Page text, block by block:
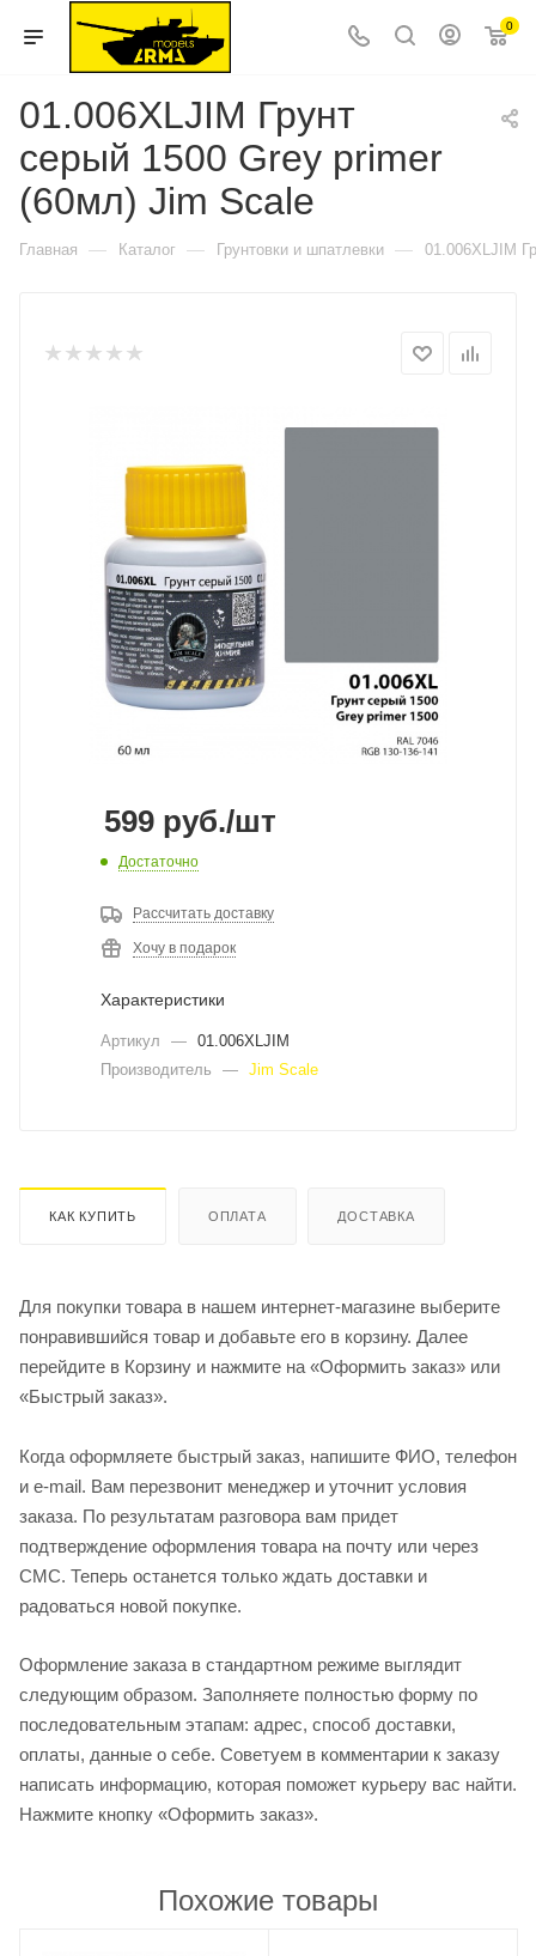
0
01.006XLJIM Грунт
серый 1500 Grey primer
(60мл) Jim Scale
Главная — Каталог — Грунтовки и шпатлевки — 01.006XLJIM
599 руб./шт
Достаточно
Рассчитать доставку
Хочу в подарок
Характеристики
Артикул — 01.006XLJIM
Производитель
— Jim Scale
КАК КУПИТЬ ОПЛАТА ДОСТАВКА
Для покупки товара в нашем интернет-магазине выберите
понравившийся товар и добавьте его в корзину. Далее
перейдите в Корзину и нажмите на «Оформить заказ» или
«Быстрый заказ».
Когда оформляете быстрый заказ, напишите ФИО, телефон
и e-mail. Вам перезвонит менеджер и уточнит условия
заказа. По результатам разговора вам придет
подтверждение оформления товара на почту или через
СМС. Теперь останется только ждать доставки и
радоваться новой покупке.
Оформление заказа в стандартном режиме выглядит
следующим образом. Заполняете полностью форму по
последовательным этапам: адрес, способ доставки,
оплаты, данные о себе. Советуем в комментарии к заказу
написать информацию, которая поможет курьеру вас найти.
Нажмите кнопку «Оформить заказ».
Похожие товары